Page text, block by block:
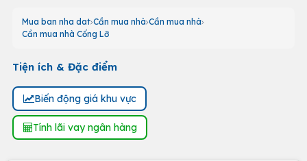
Mua ban nha dat Cần mua nhà Cần mua nhà
Cần mua nhà Cống Lỡ
Tiện ích & Đặc điểm
Biến động giá khu vực
Tính lãi vay ngân hàng